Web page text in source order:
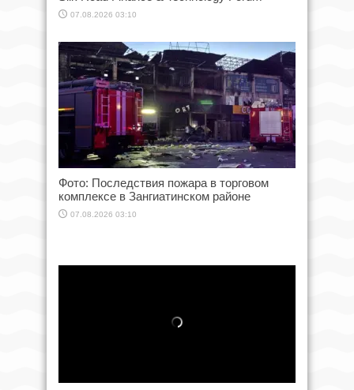
07.08.2026 03:10
Фото: Последствия пожара в торговом
комплексе в Зангиатинском районе
07.08.2026 03:10